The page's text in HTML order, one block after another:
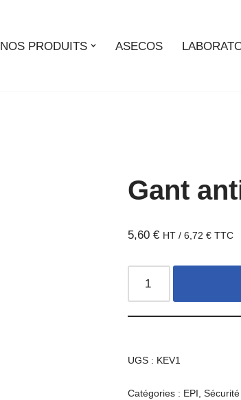
NOS PRODUITS ASECOS
Gant
5,60€ HT /6,72€ TTC
UGS : KEV1
Catégories : EPI ,Sécurité